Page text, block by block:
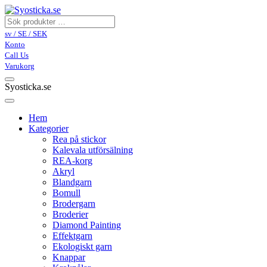
sv / SE / SEK
Konto
Call Us
Varukorg
Syosticka.se
Hem
Kategorier
Rea på stickor
Kalevala utförsälning
REA-korg
Akryl
Blandgarn
Bomull
Brodergarn
Broderier
Diamond Painting
Effektgarn
Ekologiskt garn
Knappar